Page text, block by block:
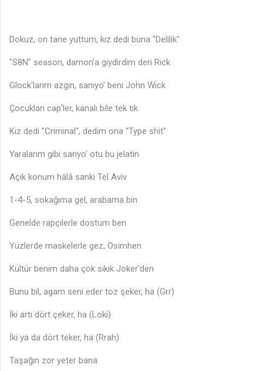
Dokuz, on tane yuttum, kız dedi buna "Delilik"
"S8N" season, damon'a giydirdim deri Rick
Glock'larım azgın, sanıyo' beni John Wick
Çocukları cap'ler, kanalı bile tek tik
Kız dedi "Criminal", dedim ona "Type shit"
Yaralarım gibi sarıyo' otu bu jelatin
Açık konum hâlâ sanki Tel Aviv
1-4-5, sokağıma gel, arabama bin
Genelde rapçilerle dostum ben
Yüzlerde maskelerle gez, Osimhen
Kültür benim daha çok sikik Joker'den
Bunu bil, agam seni eder toz şeker, ha (Grr)
İki artı dört çeker, ha (Loki)
İki ya da dört teker, ha (Rrah)
Taşağın zor yeter bana
♫